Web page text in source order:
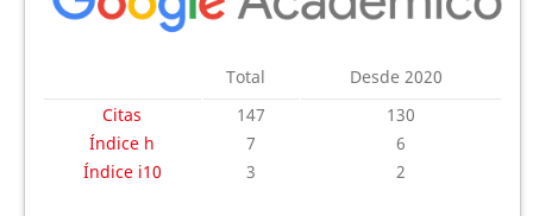
Total
Desde 2020
Citas
147
130
Índice h
7
6
Índice i10
3 2